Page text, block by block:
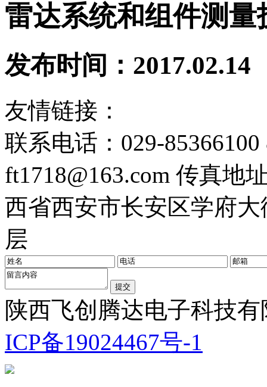
雷达系统和组件测
发布时间：2017.02.14
友情链接：
联系电话：029-85366100
ft1718@163.com 传真地
西省西安市长安区学府
层
陕西飞创腾达电子科技
ICP备19024467号-1